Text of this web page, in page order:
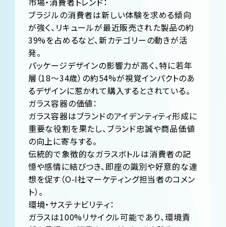
ブラジルの消費者は新しい体験を求める傾向
が強く、リキュールが最近販売された製品の約
39%を占めるなど、新カテゴリーの動きが活
発。
パッケージデザインの影響力が高く、特に若年
層（18〜34歳）の約54%が視覚インパクトのあ
るデザインに惹かれて購入するとされている。
ガラス容器の価値：
ガラス容器はブランドのアイデンティティ形成に
重要な役割を果たし、ブランド忠誠や商品価値
の向上に寄与する。
伝統的で象徴的なガラスボトルは消費者の記
憶や感情に結びつき、即座の識別や好意的な連
想を促す（O-I社マーケティング担当者のコメン
ト）。
環境・サステナビリティ：
ガラスは100%リサイクル可能であり、環境責